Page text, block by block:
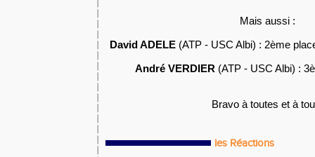
Mais aussi :
David ADELE (ATP - USC Albi) : 2ème
André VERDIER (ATP - USC Albi) :
Bravo à toutes et à
les Réactions